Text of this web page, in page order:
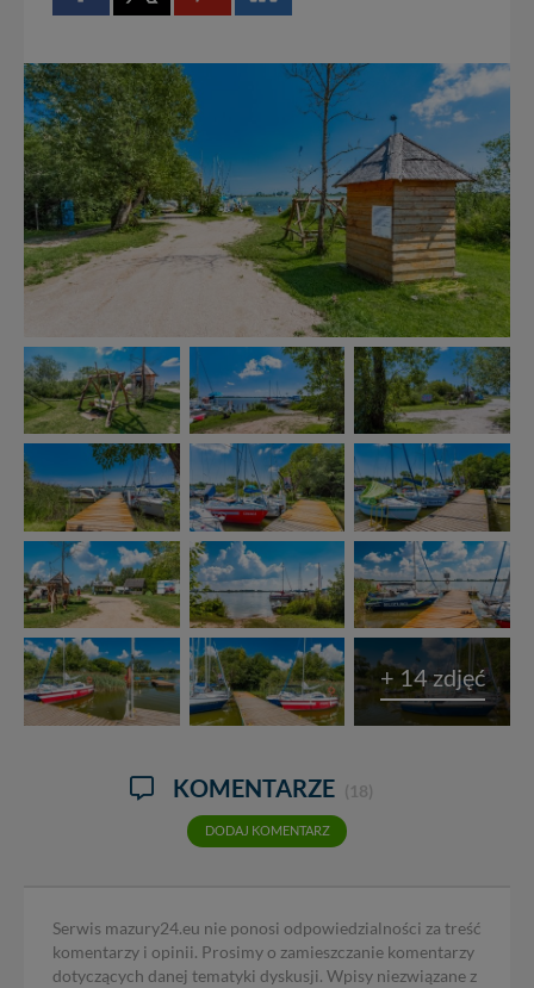
+ 14 zdjęć
KOMENTARZE (18)
DODAJ KOMENTARZ
Serwis mazury24.eu nie ponosi odpowiedzialności za treść
komentarzy i opinii. Prosimy o zamieszczanie komentarzy
dotyczących danej tematyki dyskusji. Wpisy niezwiązane z